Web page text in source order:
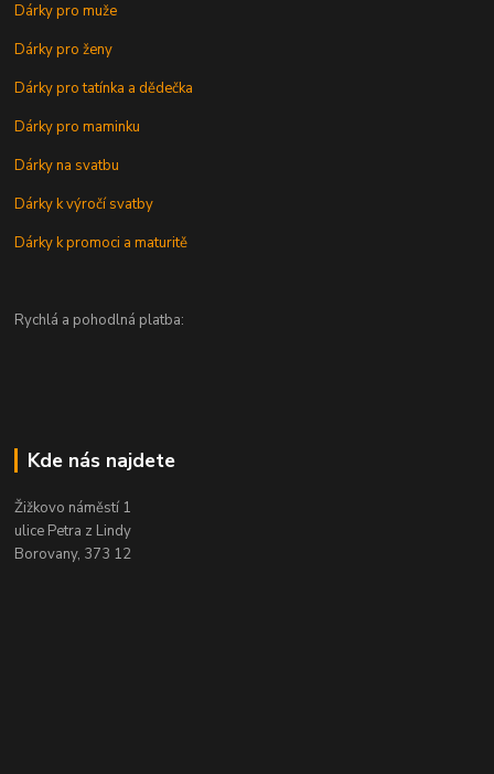
Dárky pro muže
Dárky pro ženy
Dárky pro tatínka a dědečka
Dárky pro maminku
Dárky na svatbu
Dárky k výročí svatby
Dárky k promoci a maturitě
Rychlá a pohodlná platba:
Kde nás najdete
Žižkovo náměstí 1
ulice Petra z Lindy
Borovany, 373 12